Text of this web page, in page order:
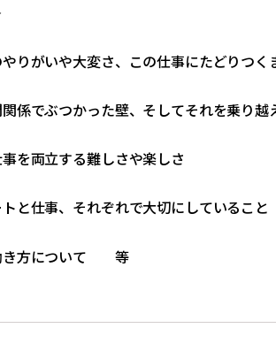
りがいや大変さ、この仕事にたどりつく
係でぶつかった壁、そしてそれを乗り越
を両立する難しさや楽しさ
と仕事、それぞれで大切にしていること
き方について 等